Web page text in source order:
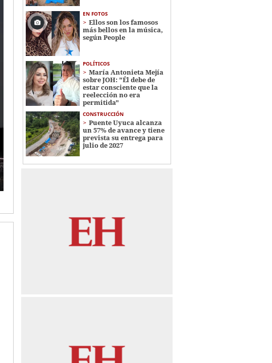
EN FOTOS
Ellos son los famosos
más bellos en la música,
según People
POLÍTICOS
María Antonieta Mejía
sobre JOH: "Él debe de
estar consciente que la
reelección no era
permitida"
CONSTRUCCIÓN
Puente Uyuca alcanza
un 57% de avance y tiene
prevista su entrega para
julio de 2027